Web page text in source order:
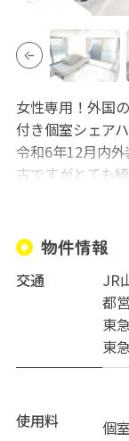
女性専用！外国
付き個室シェアハ
令和6年12月内
古ですがとても
JR山手線大崎
ソン徒歩2分。
の閑静な住宅地。
最寄りのJR山手
で6分、新宿駅ま
14分、上野駅ま
大崎駅バスステ
港、草津温泉、
大きな庭があり
りますのでゆ
物件情報
交通
JR
都
東
東
使用料 個